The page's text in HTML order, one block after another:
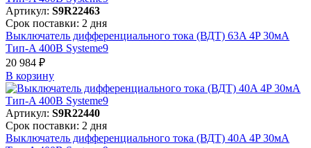
Артикул: S9R22463
Срок поставки: 2 дня
Выключатель дифференциального тока (ВДТ) 63A 4P 30мА
Тип-A 400В Systeme9
20 984 ₽
В корзинy
Артикул: S9R22440
Срок поставки: 2 дня
Выключатель дифференциального тока (ВДТ) 40A 4P 30мА